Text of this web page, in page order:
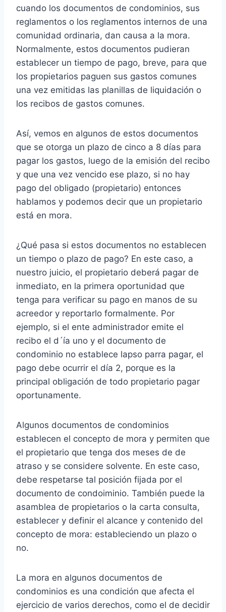
cuando los documentos de condominios, sus
reglamentos o los reglamentos internos de una
comunidad ordinaria, dan causa a la mora.
Normalmente, estos documentos pudieran
establecer un tiempo de pago, breve, para que
los propietarios paguen sus gastos comunes
una vez emitidas las planillas de liquidación o
los recibos de gastos comunes.
Así, vemos en algunos de estos documentos
que se otorga un plazo de cinco a 8 días para
pagar los gastos, luego de la emisión del recibo
y que una vez vencido ese plazo, si no hay
pago del obligado (propietario) entonces
hablamos y podemos decir que un propietario
está en mora.
¿Qué pasa si estos documentos no establecen
un tiempo o plazo de pago? En este caso, a
nuestro juicio, el propietario deberá pagar de
inmediato, en la primera oportunidad que
tenga para verificar su pago en manos de su
acreedor y reportarlo formalmente. Por
ejemplo, si el ente administrador emite el
recibo el d´ía uno y el documento de
condominio no establece lapso parra pagar, el
pago debe ocurrir el día 2, porque es la
principal obligación de todo propietario pagar
oportunamente.
Algunos documentos de condominios
establecen el concepto de mora y permiten que
el propietario que tenga dos meses de de
atraso y se considere solvente. En este caso,
debe respetarse tal posición fijada por el
documento de condoiminio. También puede la
asamblea de propietarios o la carta consulta,
establecer y definir el alcance y contenido del
concepto de mora: estableciendo un plazo o
no.
La mora en algunos documentos de
condominios es una condición que afecta el
ejercicio de varios derechos, como el de decidir